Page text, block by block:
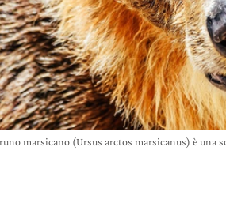
marsicano (Ursus arctos marsicanus) è